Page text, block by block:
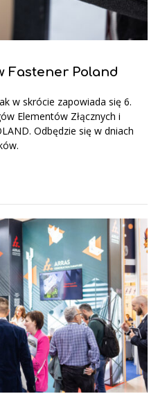
Fastener Poland
w skrócie zapowiada się 6.
Elementów Złącznych i
Odbędzie się w dniach